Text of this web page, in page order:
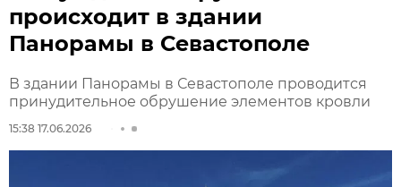
происходит в здании
Панорамы в Севастополе
В здании Панорамы в Севастополе проводится
принудительное обрушение элементов кровли
15:38 17.06.2026